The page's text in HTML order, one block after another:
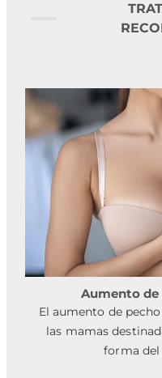
Aumento
El aumento de
las mamas
forma del